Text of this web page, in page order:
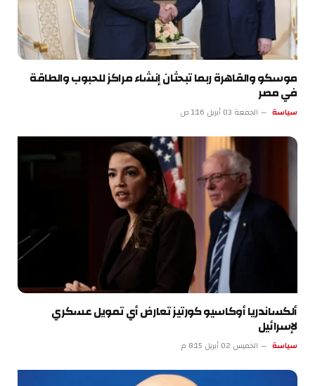
موسكو والقاهرة ربما تبحثان إنشاء مراكز للحبوب والطاقة
في مصر
سياسة الجمعة 03 أبريل 1:16 ص
ألكساندريا أوكاسيو كورتيز تعارض أي تمويل عسكري
لإسرائيل
سياسة الخميس 02 أبريل 8:15 م